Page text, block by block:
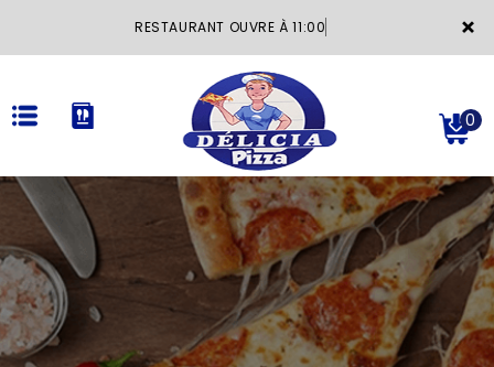
×
RESTAURANT OUVRE À 11:00
ACCUEIL
LA CARTE
VOTRE COMPTE
0